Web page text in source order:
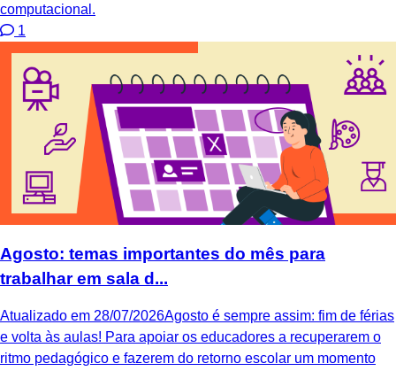
computacional.
1
Agosto: temas importantes do mês para
trabalhar em sala d...
Atualizado em 28/07/2026Agosto é sempre assim: fim de férias
e volta às aulas! Para apoiar os educadores a recuperarem o
ritmo pedagógico e fazerem do retorno escolar um momento